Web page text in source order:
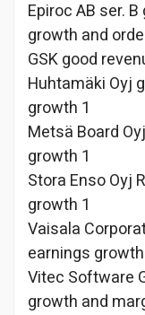
Epiroc AB ser.
growth and
GSK good
Huhtamäki Oyj
growth 1
Metsä Board
growth 1
Stora Enso Oyj
growth 1
Vaisala
earnings
Vitec Software
growth and